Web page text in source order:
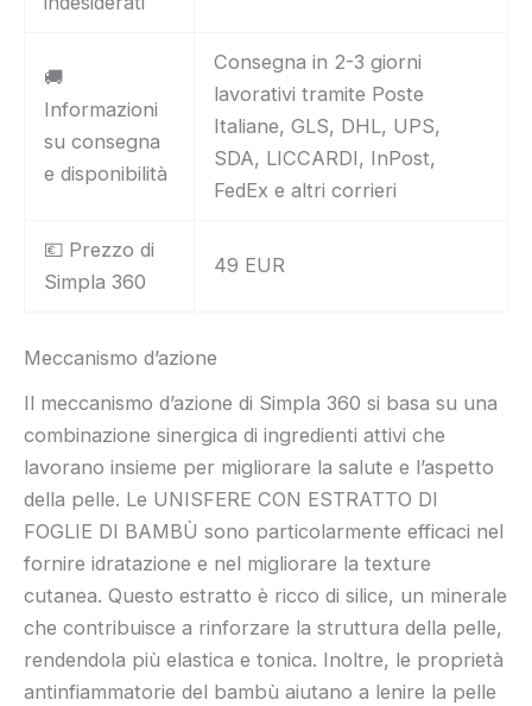
🚚
Informazioni
su consegna
e disponibilità
Consegna in 2-3 giorni
lavorativi tramite Poste
Italiane, GLS, DHL, UPS,
SDA, LICCARDI, InPost,
FedEx e altri corrieri
💶 Prezzo di
Simpla 360
49 EUR
Meccanismo d’azione
Il meccanismo d’azione di Simpla 360 si basa su una
combinazione sinergica di ingredienti attivi che
lavorano insieme per migliorare la salute e l’aspetto
della pelle. Le UNISFERE CON ESTRATTO DI
FOGLIE DI BAMBÙ sono particolarmente efficaci nel
fornire idratazione e nel migliorare la texture
cutanea. Questo estratto è ricco di silice, un minerale
che contribuisce a rinforzare la struttura della pelle,
rendendola più elastica e tonica. Inoltre, le proprietà
antinfiammatorie del bambù aiutano a lenire la pelle